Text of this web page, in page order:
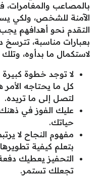
بالمصاعب والمغامرات،
الآمنة للشخص، ولكي
التقدم نحو أهدافهم
بعبارات مناسبة، تترسخ
لاستكمال ما بدأوه،
لا توجد خطوة
كل ما يحتاجه
لتصل إلى ما تريده.
عليك الفوز في
حياتك.
مفهوم النجاح لا
بتعلم كيفية
التحفيز يعطيك دفعة
تجعلك تستمر.